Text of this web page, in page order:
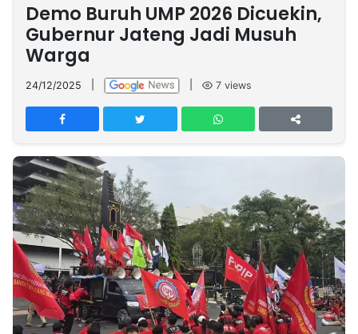
Nasional
International
Olahraga
Entertainment
Daerah
Pariwisata
Kuliner
Kolom
Network
PT
TREETAN
INDONESIA
Partner
Insight
NTB
Suara
Time
Lens
IDN
Daily
Jogja
Jalan
Rakyat
Idealita
News
Kita
Notice
Dinamikapost.com
Radar
Baru
Seedbacklink
Follow
Kabarbaru
Demo Buruh UMP 2026 Dicuekin,
Gubernur Jateng Jadi Musuh
Warga
24/12/2025 7 views